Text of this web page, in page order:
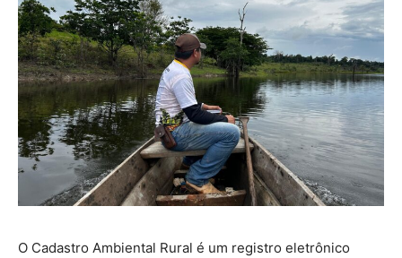
O Cadastro Ambiental Rural é um registro eletrônico